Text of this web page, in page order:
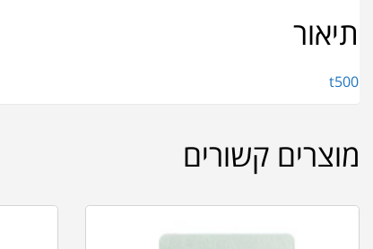
תיאור
t500
מוצרים קשורים